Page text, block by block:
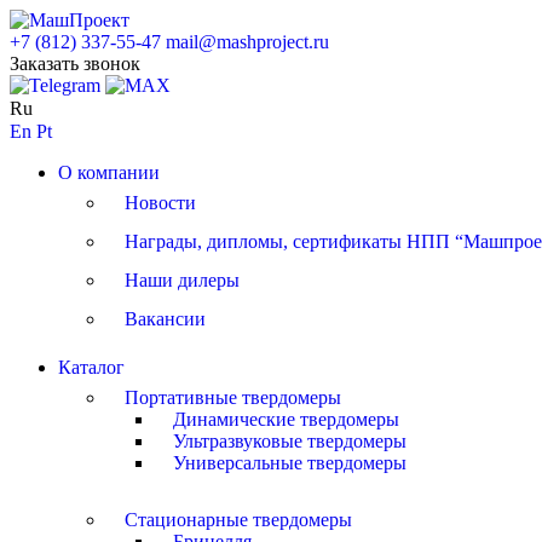
+7 (812) 337-55-47 mail@mashproject.ru
Заказать звонок
Ru
En Pt
О компании
Новости
Награды, дипломы, сертификаты НПП
Наши дилеры
Вакансии
Каталог
Портативные твердомеры
Динамические твердомеры
Ультразвуковые твердомеры
Универсальные твердомеры
Стационарные твердомеры